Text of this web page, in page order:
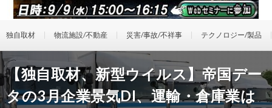
独自取材 物流施設/不動産 災害/事故/不祥事 テクノロジー/製品
【独自取材、新型ウイルス】帝国デー
タの3月企業景気DI、運輸・倉庫業は